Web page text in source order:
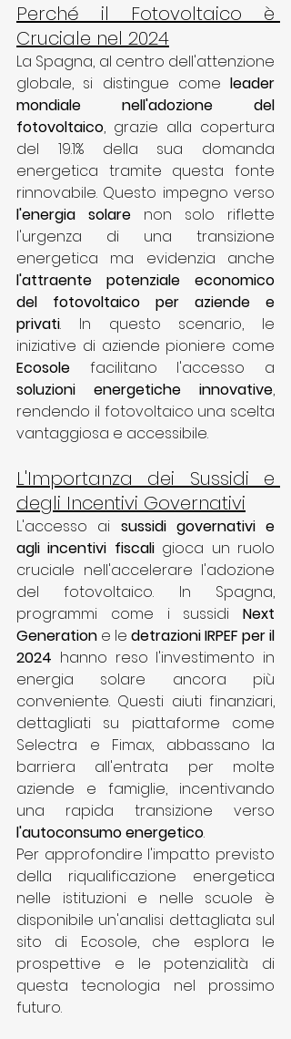
Perché il Fotovoltaico è
Cruciale nel 2024
La Spagna, al centro dell'attenzione
globale, si distingue come leader
mondiale nell'adozione del
fotovoltaico, grazie alla copertura
del 19.1% della sua domanda
energetica tramite questa fonte
l'energia solare non solo riflette
l'urgenza di una transizione
l'attraente potenziale economico
del fotovoltaico per aziende e
privati. In questo scenario, le
Ecosole
soluzioni energetiche innovative,
rendendo il fotovoltaico una scelta
vantaggiosa e accessibile.
L'Importanza dei Sussidi e
degli Incentivi Governativi
L'accesso ai sussidi governativi e
agli incentivi fiscali gioca un ruolo
cruciale nell'accelerare l'adozione
del fotovoltaico. In Spagna,
programmi come i sussidi Next
Generation e le detrazioni IRPEF per il
2024 hanno reso l'investimento in
energia solare ancora più
conveniente. Questi aiuti finanziari,
Selectra e Fimax, abbassano la
barriera all'entrata per molte
aziende e famiglie, incentivando
l'autoconsumo energetico.
Per approfondire l'impatto previsto
della riqualificazione energetica
nelle istituzioni e nelle scuole è
disponibile un'analisi dettagliata sul
sito di Ecosole, che esplora le
prospettive e le potenzialità di
questa tecnologia nel prossimo
futuro.